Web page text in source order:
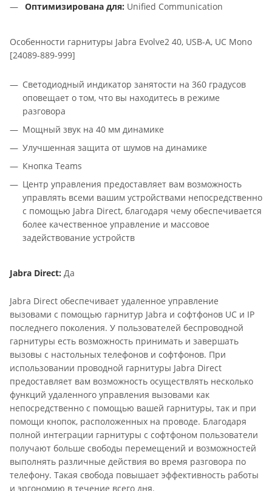
Оптимизирована для: Unified Communication
Особенности гарнитуры Jabra Evolve2 40, USB-A, UC Mono
[24089-889-999]
Светодиодный индикатор занятости на 360 градусов
оповещает о том, что вы находитесь в режиме
разговора
Мощный звук на 40 мм динамике
Улучшенная защита от шумов на динамике
Кнопка Teams
Центр управления предоставляет вам возможность
управлять всеми вашим устройствами непосредственно
с помощью Jabra Direct, благодаря чему обеспечивается
более качественное управление и массовое
задействование устройств
Jabra Direct: Да
Jabra Direct обеспечивает удаленное управление
вызовами с помощью гарнитур Jabra и софтфонов UC и IP
последнего поколения. У пользователей беспроводной
гарнитуры есть возможность принимать и завершать
вызовы с настольных телефонов и софтфонов. При
использовании проводной гарнитуры Jabra Direct
предоставляет вам возможность осуществлять несколько
функций удаленного управления вызовами как
непосредственно с помощью вашей гарнитуры, так и при
помощи кнопок, расположенных на проводе. Благодаря
полной интеграции гарнитуры с софтфоном пользователи
получают больше свободы перемещений и возможностей
выполнять различные действия во время разговора по
телефону. Такая свобода повышает эффективность работы
и эргономию в течение всего дня.